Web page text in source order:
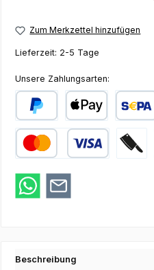
Zum Merkzettel hinzufügen
Lieferzeit: 2-5 Tage
Unsere Zahlungsarten:
PayPal Apple Pay
Beschreibung